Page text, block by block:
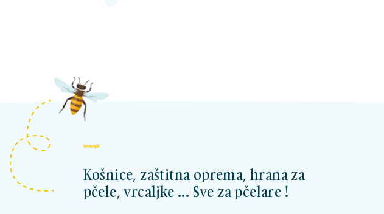
kosnicashop.ba
Košnice, zaštitna oprema, hrana za
pčele, vrcaljke ... Sve za pčelare !